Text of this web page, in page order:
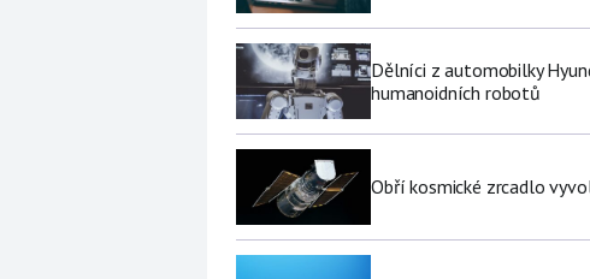
Dělníci z automobilky
humanoidních robotů
Obří kosmické zrcadlo